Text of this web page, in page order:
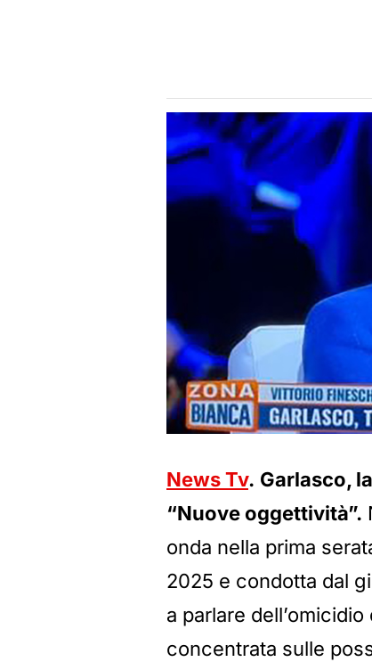
News Tv. Garlasco,
“Nuove oggettività”.
onda nella prima
2025 e condotta dal
a parlare dell’omicidio
concentrata sulle